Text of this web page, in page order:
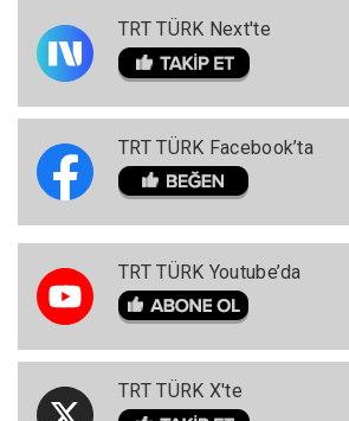
TRT TÜRK Next'te
TRT TÜRK Facebook’ta
TRT TÜRK Youtube’da
TRT TÜRK X'te